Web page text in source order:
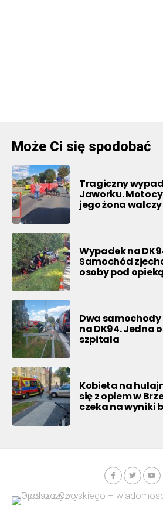
Może Ci się spodobać
Tragiczny
Jaworku.
jego żona walczy
Wypadek na
Samochód
osoby pod
Dwa samochody
na DK94. Jedna
szpitala
Kobieta na
się z oplem w
czeka na wyniki